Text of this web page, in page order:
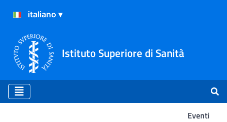
Istituto Superiore di Sanità
Eventi